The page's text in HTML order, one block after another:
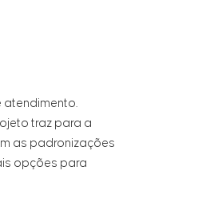
traz para a
as padronizações
opções para